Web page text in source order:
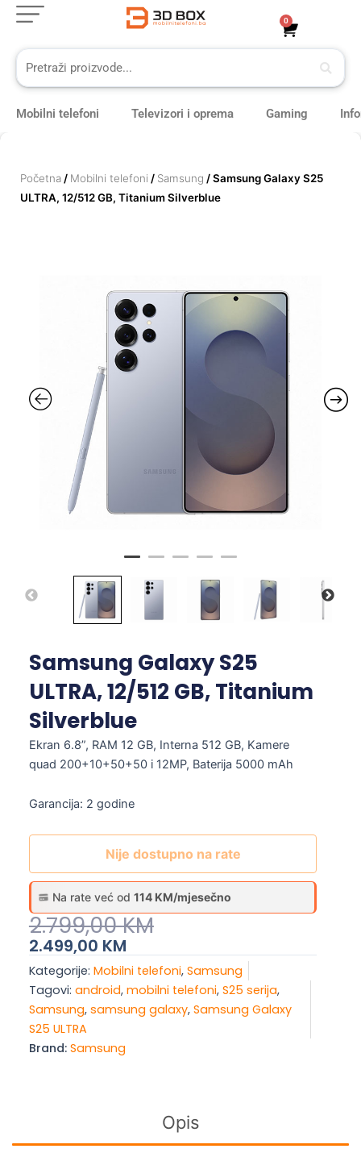
Skip
content
0
Cart
Mobilni telefoni Televizori i oprema Gaming
Početna / Mobilni telefoni / Samsung / Samsung Galaxy S25
ULTRA, 12/512 GB, Titanium Silverblue
Samsung Galaxy S25
ULTRA, 12/512 GB, Titanium
Silverblue
Ekran 6.8”, RAM 12 GB, Interna 512 GB, Kamere
quad 200+10+50+50 i 12MP, Baterija 5000 mAh
Garancija: 2 godine
Na rate već od 114 KM/mjesečno
Nije dostupno na rate
2.799,00KM
Original
Price
Was:
2.799,00 KM.
2.499,00 KM
Current
Price
Is:
2.499,00 KM.
Kategorije: Mobilni telefoni, Samsung
Tagovi: android, mobilni telefoni, S25 serija,
Samsung, samsung galaxy, Samsung Galaxy
S25 ULTRA
Brand: Samsung
Opis